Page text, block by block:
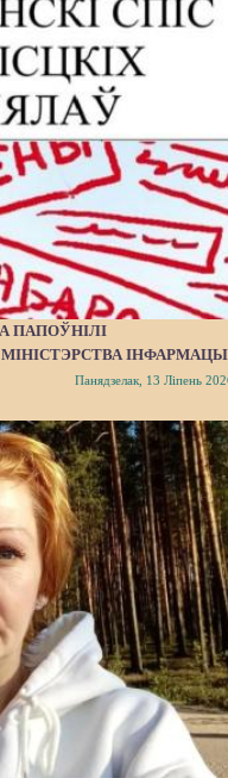
ПАПОЎНІЛІ
МІНІСТЭРСТВА
Панядзелак, 13 Ліпень